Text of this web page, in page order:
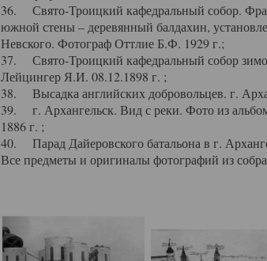
36. Свято-Троицкий кафедральный собор.
южной стены – деревянный балдахин,
Невского. Фотограф Оттлие Б.Ф. 1929 г.;
37. Свято-Троицкий кафедральный собор
Лейцингер Я.И. 08.12.1898 г. ;
38. Высадка английских добровольцев. г.
39. г. Архангельск. Вид с реки. Фото из
1886 г. ;
40. Парад Дайеровского батальона в г.
Все предметы и оригиналы фотографий из